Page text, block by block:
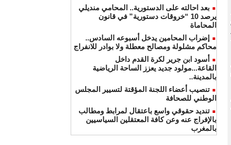
بعد احالته على الدستورية.. المحامي منديلي
يرصد 10 “خروقات دستورية” في قانون
المحاماة
إضراب المحامين يدخل أسبوعه السادس..
محاكم مشلولة ومصالح معطلة ولا بوادر للانفراج
أسود ابن جرير لكرة القدم داخل
القاعة...مولود جديد يعزز الساحة الرياضية
بالمدينة..
تنصيب أعضاء اللجنة المؤقتة لتسيير المجلس
الوطني للصحافة
تنديد حقوقي واسع باعتقال لمرابط ومطالب
بالإفراج عنه وعن كافة المعتقلين السياسيين
بالمغرب